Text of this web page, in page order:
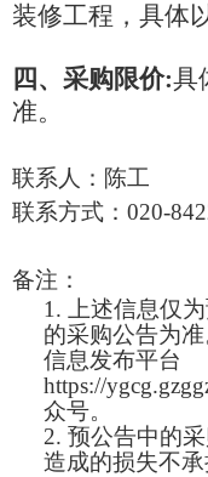
装修工程， 具体
四、采购限价:具
准。
联系人： 陈工
联系方式： 020-
备注：
1.
上述信息仅
的采购公告为
信息发布平台
https://
众号。
2. 预公告中的
造成的损失不承